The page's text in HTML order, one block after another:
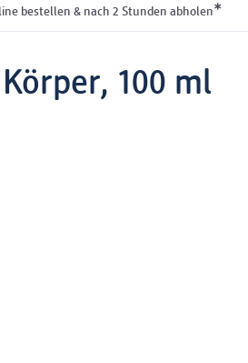
bestellen & nach 2 Stunden abholen*
100 ml